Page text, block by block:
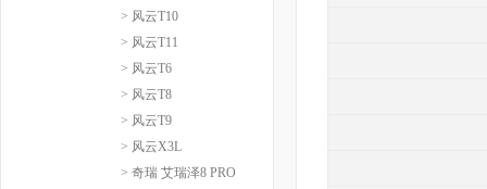
> 风云T10
> 风云T11
> 风云T6
> 风云T8
> 风云T9
> 风云X3L
> 奇瑞 艾瑞泽8 PRO